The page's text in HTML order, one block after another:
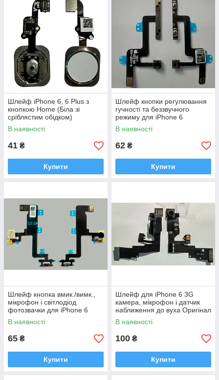
Шлейф iPhone 6, 6 Plus з
кнопкою Home (Біла зі
сріблястим обідком)
В наявності
41 ₴
Купити
Шлейф кнопки регулювання
гучності та беззвучного
режиму для iPhone 6
оригінал (54)
В наявності
62 ₴
Купити
Шлейф кнопка вмик./вимк.,
мікрофон і світлодіод
фотозвачки для iPhone 6
(original)
В наявності
65 ₴
Купити
Шлейф для iPhone 6 3G
камера, мікрофон і датчик
наближення до вуха Оригінал
В наявності
100 ₴
Купити